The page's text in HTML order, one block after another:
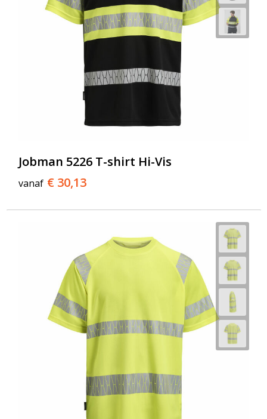
Jobman 5226 T-shirt Hi-Vis
vanaf € 30,13